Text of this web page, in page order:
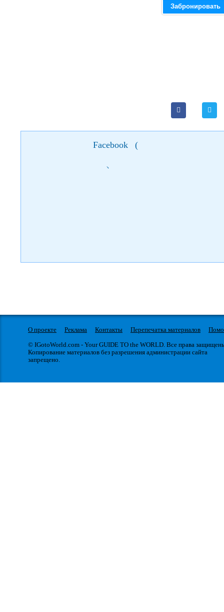
Забронировать
Facebook (
)
О проекте Реклама Контакты Перепечатка материалов
© IGotoWorld.com - Your GUIDE TO the WORLD. Все права
Копирование материалов без разрешения администрации сайта
запрещено.